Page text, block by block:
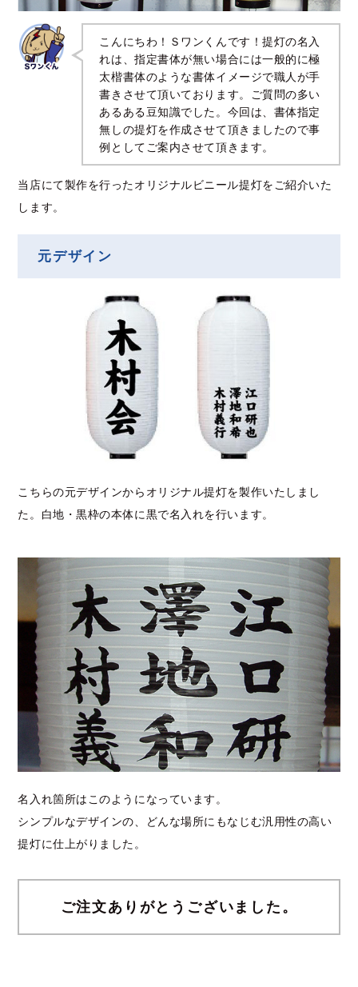
こんにちわ！Ｓワンくんです！提灯の名入
れは、指定書体が無い場合には一般的に極
太楷書体のような書体イメージで職人が手
書きさせて頂いております。ご質問の多い
あるある豆知識でした。今回は、書体指定
無しの提灯を作成させて頂きましたので事
例としてご案内させて頂きます。
当店にて製作を行ったオリジナルビニール提灯をご紹介いた
します。
元デザイン
こちらの元デザインからオリジナル提灯を製作いたしまし
た。白地・黒枠の本体に黒で名入れを行います。
名入れ箇所はこのようになっています。
シンプルなデザインの、どんな場所にもなじむ汎用性の高い
提灯に仕上がりました。
ご注文ありがとうございました。